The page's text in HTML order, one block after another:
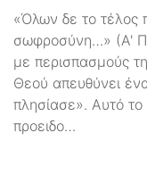
«Όλων δε το τέλος
σωφροσύνη…» (Α'
με περισπασμούς
Θεού απευθύνει
πλησίασε». Αυτό
προειδο…